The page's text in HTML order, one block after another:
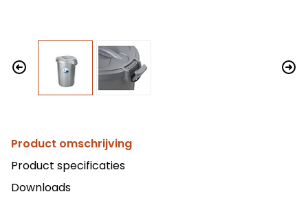
Product omschrijving
Product specificaties
Downloads